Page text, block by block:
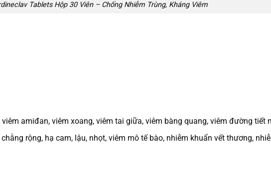
Tablets Hộp 30 Viên – Chống Nhiễm Trùng, Kháng Viêm
amiđan, viêm xoang, viêm tai giữa, viêm bàng quang, viêm đường tiết
rộng, hạ cam, lậu, nhọt, viêm mô tế bào, nhiễm khuẩn vết thương,